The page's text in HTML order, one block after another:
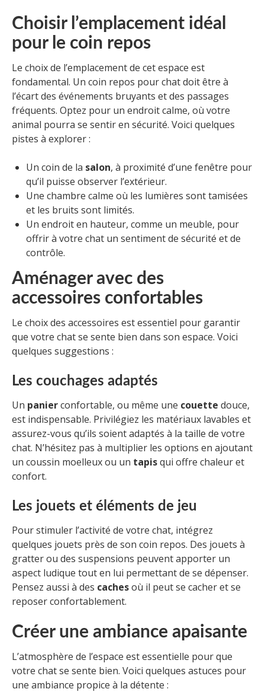
Choisir l’emplacement idéal
pour le coin repos
Le choix de l’emplacement de cet espace est
fondamental. Un coin repos pour chat doit être à
l’écart des événements bruyants et des passages
fréquents. Optez pour un endroit calme, où votre
animal pourra se sentir en sécurité. Voici quelques
pistes à explorer :
Un coin de la salon, à proximité d’une fenêtre pour
qu’il puisse observer l’extérieur.
Une chambre calme où les lumières sont tamisées
et les bruits sont limités.
Un endroit en hauteur, comme un meuble, pour
offrir à votre chat un sentiment de sécurité et de
contrôle.
Aménager avec des
accessoires confortables
Le choix des accessoires est essentiel pour garantir
que votre chat se sente bien dans son espace. Voici
quelques suggestions :
Les couchages adaptés
Un panierconfortable, ou même une couette douce,
est indispensable. Privilégiez les matériaux lavables et
assurez-vous qu’ils soient adaptés à la taille de votre
chat. N’hésitez pas à multiplier les options en ajoutant
un coussin moelleux ou un tapisqui offre chaleur et
confort.
Les jouets et éléments de jeu
Pour stimuler l’activité de votre chat, intégrez
quelques jouets près de son coin repos. Des jouets à
gratter ou des suspensions peuvent apporter un
aspect ludique tout en lui permettant de se dépenser.
Pensez aussi à des cachesoù il peut se cacher et se
reposer confortablement.
Créer une ambiance apaisante
L’atmosphère de l’espace est essentielle pour que
votre chat se sente bien. Voici quelques astuces pour
une ambiance propice à la détente :